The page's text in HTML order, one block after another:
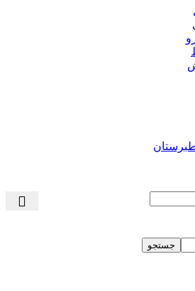
جستجو